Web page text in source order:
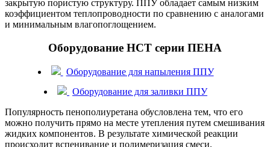
закрытую пористую структуру. ППУ обладает самым низким
коэффициентом теплопроводности по сравнению с аналогами
и минимальным влагопоглощением.
Оборудование НСТ серии ПЕНА
Оборудование для напыления ППУ
Оборудование для заливки ППУ
Популярность пенополиуретана обусловлена тем, что его
можно получить прямо на месте утепления путем смешивания
жидких компонентов. В результате химической реакции
происходит вспенивание и полимеризация смеси.